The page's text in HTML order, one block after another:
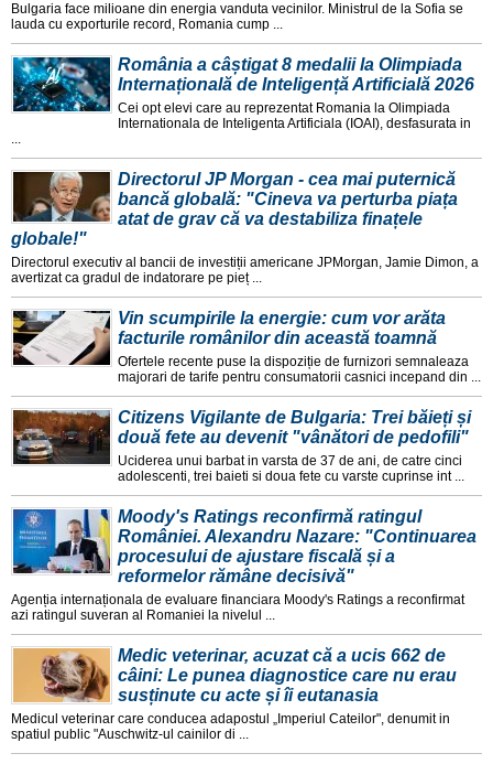
Bulgaria face milioane din energia vanduta vecinilor. Ministrul de la Sofia se
lauda cu exporturile record, Romania cump ...
România a câștigat 8 medalii la Olimpiada
Internațională de Inteligență Artificială 2026
Cei opt elevi care au reprezentat Romania la Olimpiada
Internationala de Inteligenta Artificiala (IOAI), desfasurata in
...
Directorul JP Morgan - cea mai puternică
bancă globală: "Cineva va perturba piața
atat de grav că va destabiliza finațele
globale!"
Directorul executiv al bancii de investiții americane JPMorgan, Jamie Dimon, a
avertizat ca gradul de indatorare pe pieț ...
Vin scumpirile la energie: cum vor arăta
facturile românilor din această toamnă
Ofertele recente puse la dispoziție de furnizori semnaleaza
majorari de tarife pentru consumatorii casnici incepand din ...
Citizens Vigilante de Bulgaria: Trei băieți și
două fete au devenit "vânători de pedofili"
Uciderea unui barbat in varsta de 37 de ani, de catre cinci
adolescenti, trei baieti si doua fete cu varste cuprinse int ...
Moody's Ratings reconfirmă ratingul
României. Alexandru Nazare: "Continuarea
procesului de ajustare fiscală și a
reformelor rămâne decisivă"
Agenția internaționala de evaluare financiara Moody's Ratings a reconfirmat
azi ratingul suveran al Romaniei la nivelul ...
Medic veterinar, acuzat că a ucis 662 de
câini: Le punea diagnostice care nu erau
susținute cu acte și îi eutanasia
Medicul veterinar care conducea adapostul „Imperiul Cateilor", denumit in
spatiul public "Auschwitz-ul cainilor di ...